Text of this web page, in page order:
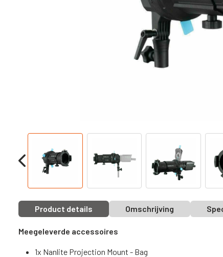
Product details Omschrijving
Meegeleverde accessoires
1x Nanlite Projection Mount - Bag